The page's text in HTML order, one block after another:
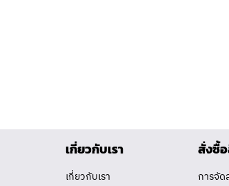
เกี่ยวกับเรา
เกี่ยวกับเรา
สั่งซื้
การจัด